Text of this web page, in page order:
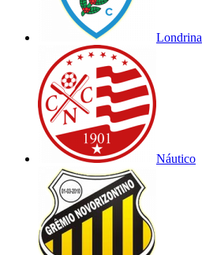
Londrina
Náutico